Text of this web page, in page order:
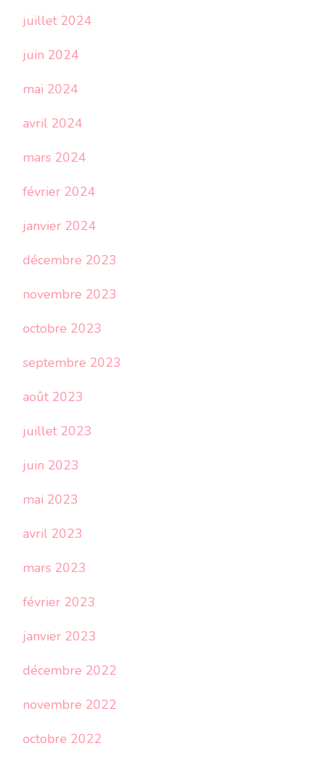
juillet 2024
juin 2024
mai 2024
avril 2024
mars 2024
février 2024
janvier 2024
décembre 2023
novembre 2023
octobre 2023
septembre 2023
août 2023
juillet 2023
juin 2023
mai 2023
avril 2023
mars 2023
février 2023
janvier 2023
décembre 2022
novembre 2022
octobre 2022